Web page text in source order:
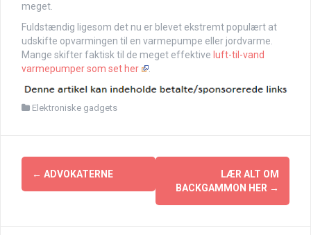
meget.
Fuldstændig ligesom det nu er blevet ekstremt populært at
udskifte opvarmingen til en varmepumpe eller jordvarme.
Mange skifter faktisk til de meget effektive luft-til-vand
varmepumper som set her
.
Elektroniske gadgets
Indlægsnavigation
← ADVOKATERNE
LÆR ALT OM
BACKGAMMON HER →